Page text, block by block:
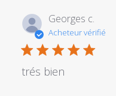
Georges c.
Acheteur vérifié
trés bien